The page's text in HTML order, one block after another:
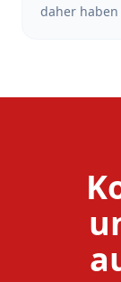
daher
wegen der